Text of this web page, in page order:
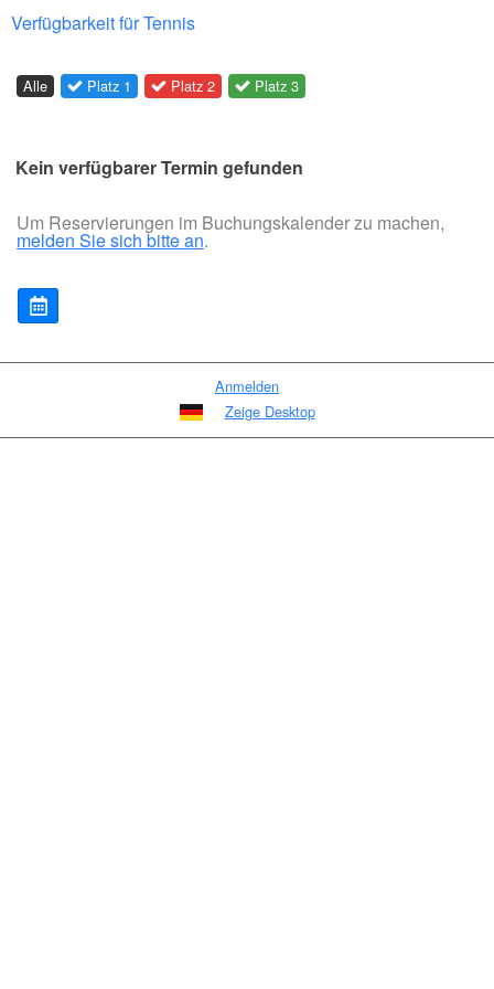
Verfügbarkeit für Tennis
Alle Platz 1 Platz 2 Platz 3
Kein verfügbarer Termin gefunden
Um Reservierungen im Buchungskalender zu machen,
melden Sie sich bitte an.
Anmelden
Zeige Desktop